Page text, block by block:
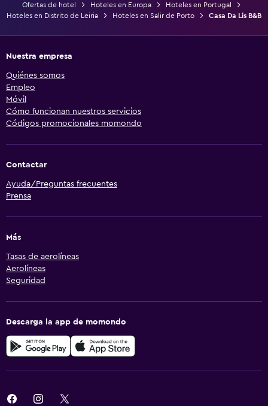
Ofertas de hotel Hoteles en Europa
Hoteles en Portugal
Hoteles en Distrito de Leiria
Hoteles en Salir de Porto Casa Da Lis B&B
Nuestra empresa
Quiénes somos
Empleo
Móvil
Cómo funcionan nuestros servicios
Códigos promocionales momondo
Contactar
Ayuda/Preguntas frecuentes
Prensa
Más
Tasas de aerolíneas
Aerolíneas
Seguridad
Descarga la app de momondo